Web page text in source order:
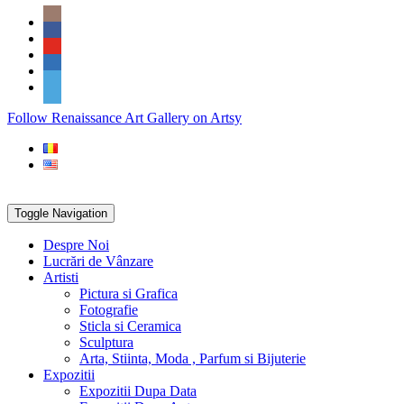
Skip
content
Social
Icons
PARTENER
Follow Renaissance Art Gallery on Artsy
Toggle Navigation
Despre Noi
Lucrări de Vânzare
Artisti
Pictura si Grafica
Fotografie
Sticla si Ceramica
Sculptura
Arta, Stiinta, Moda , Parfum si Bijuterie
Expozitii
Expozitii Dupa Data